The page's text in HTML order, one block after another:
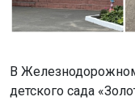
В
детского сада